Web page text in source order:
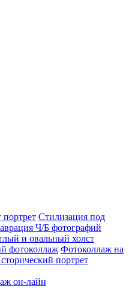
Стилизация под
Ч/Б фотографий
и овальный холст
фотоколлаж Фотоколлаж на
портрет
он-лайн